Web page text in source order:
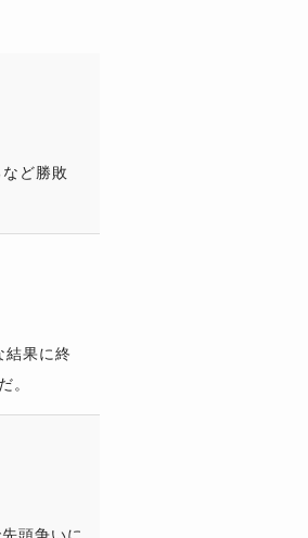
ど勝敗
果に終
頭争いに